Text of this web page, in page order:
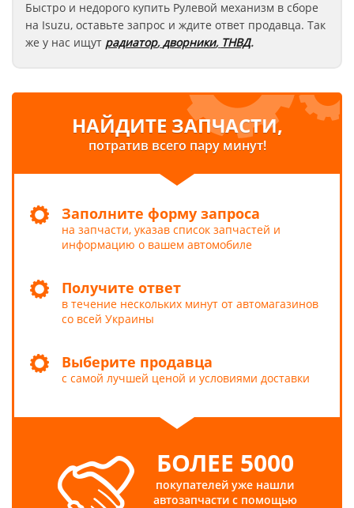
Быстро и недорого купить Рулевой механизм в сборе
на Isuzu, оставьте запрос и ждите ответ продавца. Так
же у нас ищут радиатор,дворники, ТНВД.
НАЙДИТЕ ЗАПЧАСТИ,
потратив всего пару минут!
Заполните форму запроса
на запчасти, указав список запчастей и
информацию о вашем автомобиле
Получите ответ
в течение нескольких минут от автомагазинов
со всей Украины
Выберите продавца
с самой лучшей ценой и условиями доставки
БОЛЕЕ 5000
покупателей уже нашли
автозапчасти с помощью